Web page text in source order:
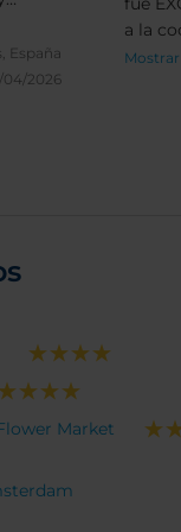
España
04/2026
a la
Market